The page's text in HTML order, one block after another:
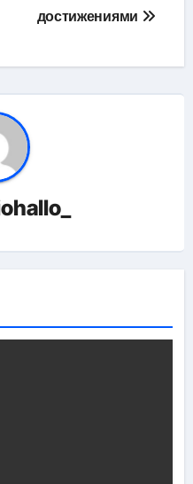
достижениями